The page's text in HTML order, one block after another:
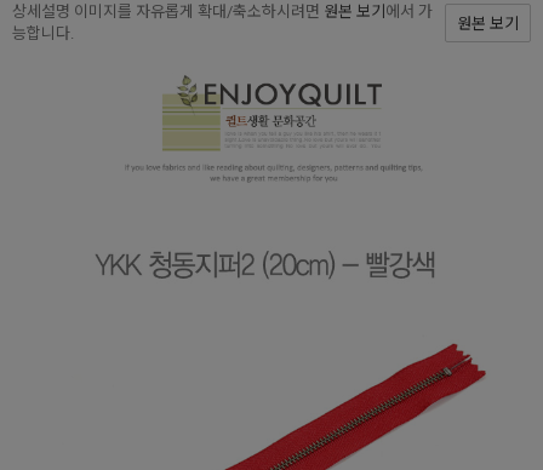
상세설명 이미지를 자유롭게 확대/축소하시려면 원본 보기 에서 가
능합니다.
원본 보기